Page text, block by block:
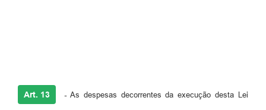
Art. 13 -As despesas decorrentes da execução desta Lei